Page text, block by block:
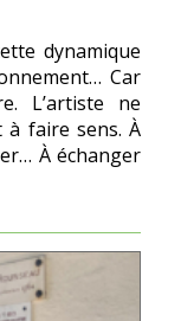
dynamique
Car
L’artiste ne
à faire sens. À
À échanger